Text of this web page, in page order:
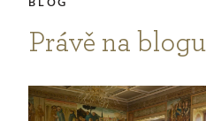
Právě na blogu